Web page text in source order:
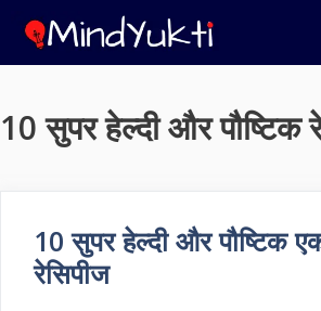
Skip
content
10 सुपर हेल्दी और पौष्टिक
10 सुपर हेल्दी और पौष्टिक
रेसिपीज